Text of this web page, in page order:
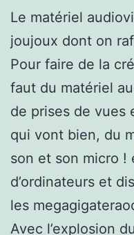
Le matériel
joujoux dont on
Pour faire de la
faut du matériel
de prises de vues
qui vont bien, du
son et son micro !
d’ordinateurs et
les
Avec l’explosion